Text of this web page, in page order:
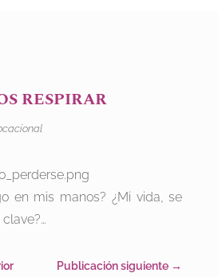
RESPIRAR
en mis manos? ¿Mi vida, se
Publicación siguiente →